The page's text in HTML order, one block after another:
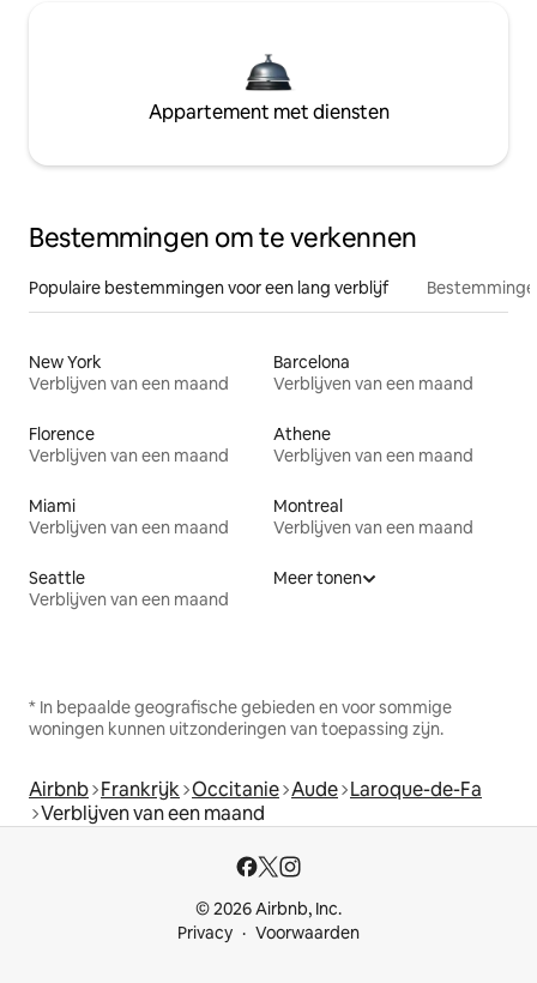
Appartement met diensten
Bestemmingen om te verkennen
Populaire bestemmingen voor een lang verblijf
New York
Verblijven van een maand
Barcelona
Verblijven van een maand
Florence
Verblijven van een maand
Athene
Verblijven van een maand
Miami
Verblijven van een maand
Montreal
Verblijven van een maand
Seattle
Verblijven van een maand
Meer tonen
* In bepaalde geografische gebieden en voor sommige
woningen kunnen uitzonderingen van toepassing zijn.
Airbnb Frankrijk Occitanie Aude Laroque-de-Fa
Verblijven van een maand
© 2026 Airbnb, Inc.
Privacy
Voorwaarden